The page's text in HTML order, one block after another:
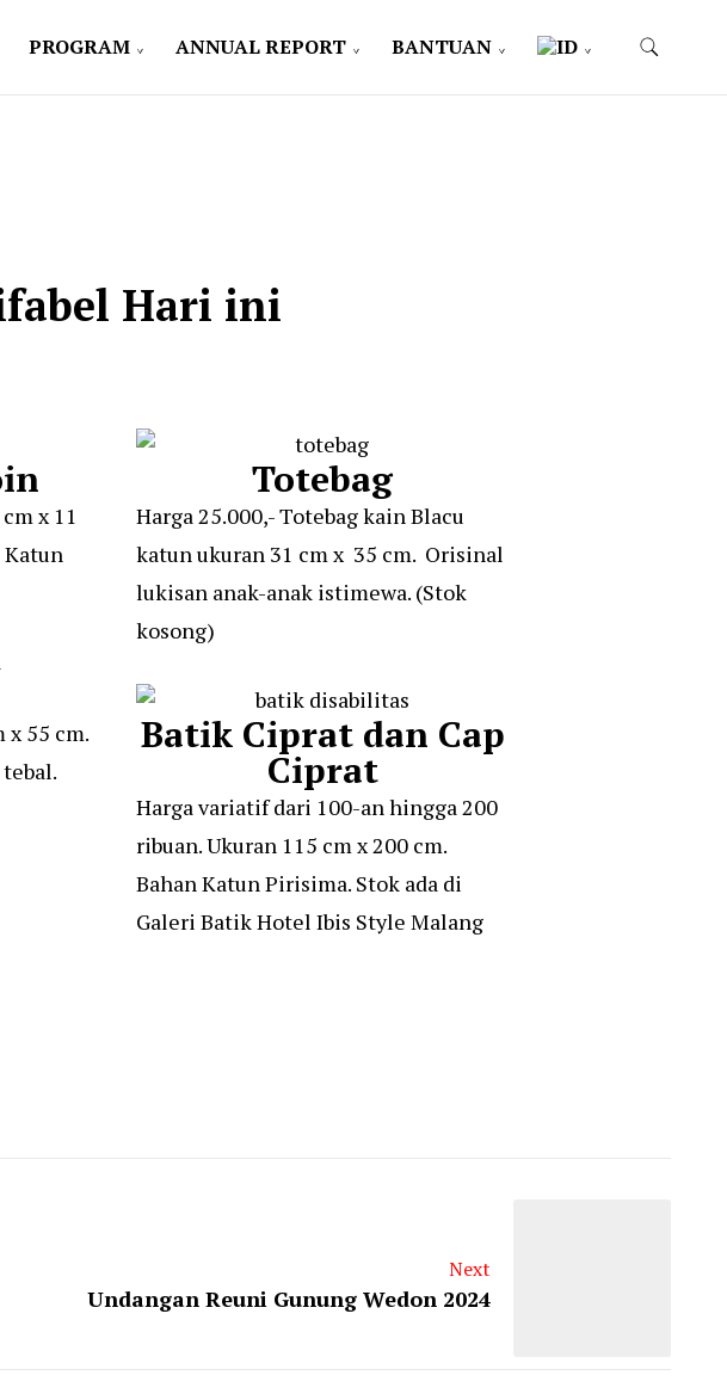
PROGRAM ANNUAL REPORT BANTUAN
Hari ini
x 11
x 55 cm.
Totebag
Harga 25.000,- Totebag kain Blacu
katun ukuran 31 cm x 35 cm. Orisinal
lukisan anak-anak istimewa. (Stok
kosong)
Batik Ciprat dan Cap
Ciprat
Harga variatif dari 100-an hingga 200
ribuan. Ukuran 115 cm x 200 cm.
Bahan Katun Pirisima. Stok ada di
Galeri Batik Hotel Ibis Style Malang
Next
Undangan Reuni Gunung Wedon 2024